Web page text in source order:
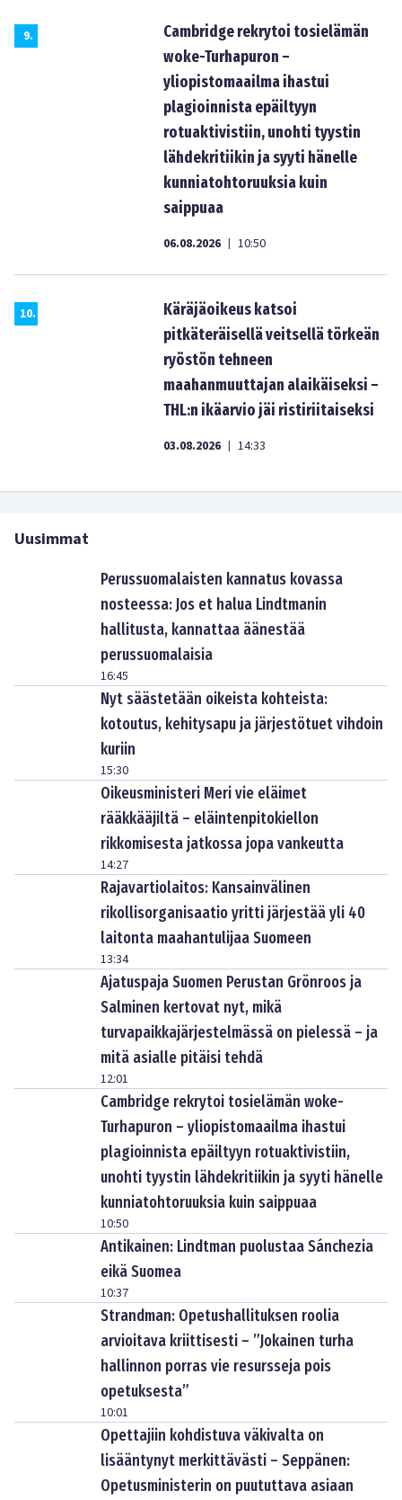
9.
Cambridge rekrytoi tosielämän
woke-Turhapuron –
yliopistomaailma ihastui
plagioinnista epäiltyyn
rotuaktivistiin, unohti tyystin
lähdekritiikin ja syyti hänelle
kunniatohtoruuksia kuin
saippuaa
06.08.2026 | 10:50
10.
Käräjäoikeus katsoi
pitkäteräisellä veitsellä törkeän
ryöstön tehneen
maahanmuuttajan alaikäiseksi –
THL:n ikäarvio jäi ristiriitaiseksi
03.08.2026 | 14:33
Uusimmat
Perussuomalaisten kannatus kovassa
nosteessa: Jos et halua Lindtmanin
hallitusta, kannattaa äänestää
perussuomalaisia
16:45
Nyt säästetään oikeista kohteista:
kotoutus, kehitysapu ja järjestötuet vihdoin
kuriin
15:30
Oikeusministeri Meri vie eläimet
rääkkääjiltä – eläintenpitokiellon
rikkomisesta jatkossa jopa vankeutta
14:27
Rajavartiolaitos: Kansainvälinen
rikollisorganisaatio yritti järjestää yli 40
laitonta maahantulijaa Suomeen
13:34
Ajatuspaja Suomen Perustan Grönroos ja
Salminen kertovat nyt, mikä
turvapaikkajärjestelmässä on pielessä – ja
mitä asialle pitäisi tehdä
12:01
Cambridge rekrytoi tosielämän woke-
Turhapuron – yliopistomaailma ihastui
plagioinnista epäiltyyn rotuaktivistiin,
unohti tyystin lähdekritiikin ja syyti hänelle
kunniatohtoruuksia kuin saippuaa
10:50
Antikainen: Lindtman puolustaa Sánchezia
eikä Suomea
10:37
Strandman: Opetushallituksen roolia
arvioitava kriittisesti – ”Jokainen turha
hallinnon porras vie resursseja pois
opetuksesta”
10:01
Opettajiin kohdistuva väkivalta on
lisääntynyt merkittävästi – Seppänen:
Opetusministerin on puututtava asiaan